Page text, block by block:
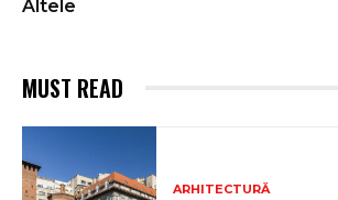
Altele
MUST READ
ARHITECTURĂ